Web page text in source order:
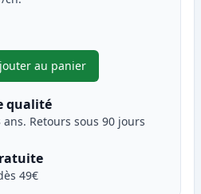
ajuster
au panier
,Pack de 6 Canon PGI-
qualité
Retours sous 90 jours
49€